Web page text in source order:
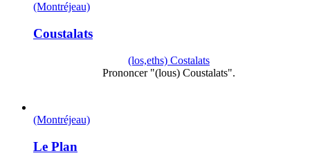
(Montréjeau)
Coustalats
(los,eths) Costalats
Prononcer "(lous) Coustalats".
(Montréjeau)
Le Plan